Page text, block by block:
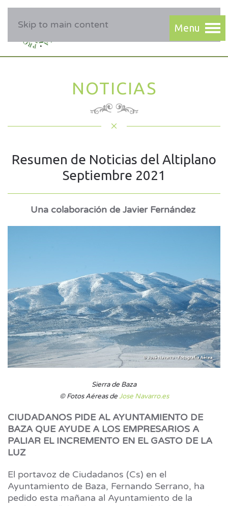
Skip to main content
NOTICIAS
Resumen de Noticias del Altiplano
Septiembre 2021
Una colaboración de Javier Fernández
Sierra de Baza
© Fotos Aéreas deJose Navarro.es
CIUDADANOS PIDE AL AYUNTAMIENTO DE
BAZA QUE AYUDE A LOS EMPRESARIOS A
PALIAR EL INCREMENTO EN EL GASTO DE LA
LUZ
El portavoz de Ciudadanos (Cs) en el
Ayuntamiento de Baza, Fernando Serrano, ha
pedido esta mañana al Ayuntamiento de la